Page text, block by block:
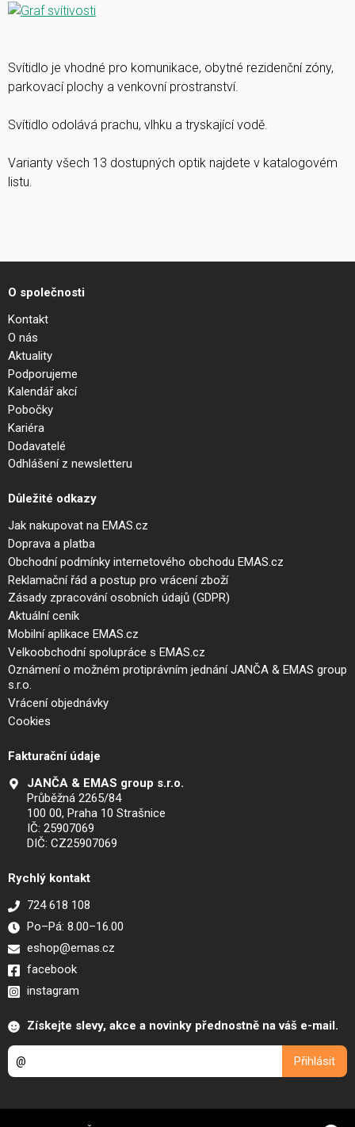
Svítidlo je vhodné pro komunikace, obytné rezidenční zóny,
parkovací plochy a venkovní prostranství.
Svítidlo odolává prachu, vlhku a tryskající vodě.
Varianty všech 13 dostupných optik najdete v katalogovém
listu.
O společnosti
Kontakt
O nás
Aktuality
Podporujeme
Kalendář akcí
Pobočky
Kariéra
Dodavatelé
Odhlášení z newsletteru
Důležité odkazy
Jak nakupovat na EMAS.cz
Doprava a platba
Obchodní podmínky internetového obchodu EMAS.cz
Reklamační řád a postup pro vrácení zboží
Zásady zpracování osobních údajů (GDPR)
Aktuální ceník
Mobilní aplikace EMAS.cz
Velkoobchodní spolupráce s EMAS.cz
Oznámení o možném protiprávním jednání JANČA & EMAS group
s.r.o.
Vrácení objednávky
Cookies
Fakturační údaje
JANČA & EMAS group s.r.o.
Průběžná 2265/84
100 00, Praha 10 Strašnice
IČ: 25907069
DIČ: CZ25907069
Rychlý kontakt
724 618 108
Po–Pá: 8.00–16.00
eshop@emas.cz
facebook
instagram
Získejte slevy, akce a novinky přednostně na váš e-mail.